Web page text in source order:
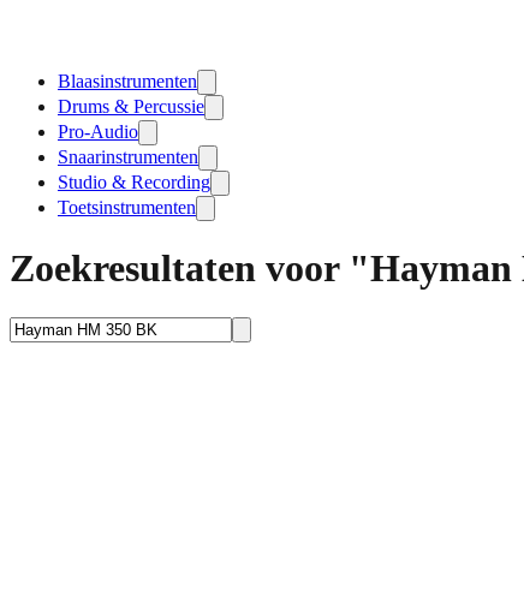
Blaasinstrumenten
Drums & Percussie
Pro-Audio
Snaarinstrumenten
Studio & Recording
Toetsinstrumenten
Zoekresultaten voor